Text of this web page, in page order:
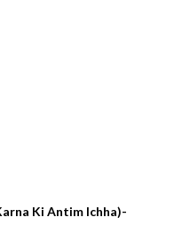
Karna Ki Antim Ichha)-